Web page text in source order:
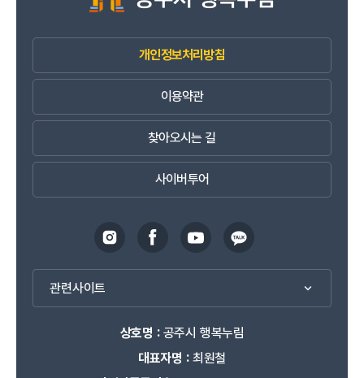
개인정보처리방침
이용약관
찾아오시는 길
사이버투어
관련사이트
상호명 :공주시 행복누림
대표자명 :최원철